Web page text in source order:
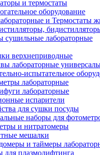
и термостаты
оборудование
и Термостаты
лабораторные
верхнеприводные
лабораторные
испытательное
лабораторные
лабораторные
испарители
для сушки посуды
наборы для
и нитратомеры
мешалки
и таймеры
для плазмолифтинга